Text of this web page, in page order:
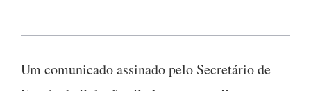
Um comunicado assinado pelo Secretário de